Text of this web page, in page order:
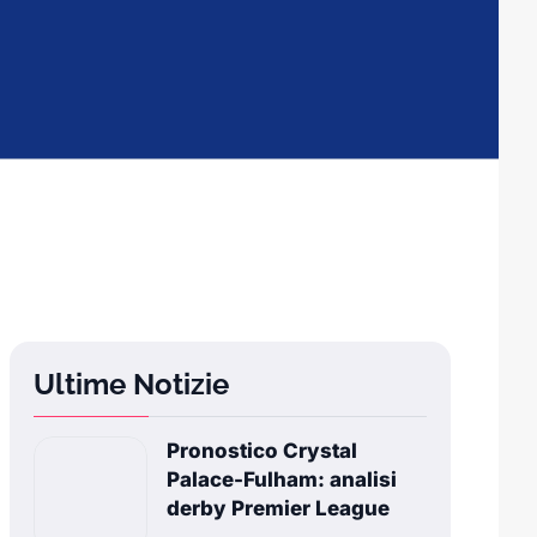
Ultime Notizie
Pronostico Crystal
Palace-Fulham: analisi
derby Premier League